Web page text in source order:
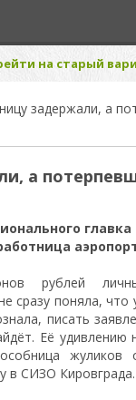
на старый
задержали, а
а
рублей
сразу поняла,
писать
Её
жуликов
в СИЗО Кировграда.